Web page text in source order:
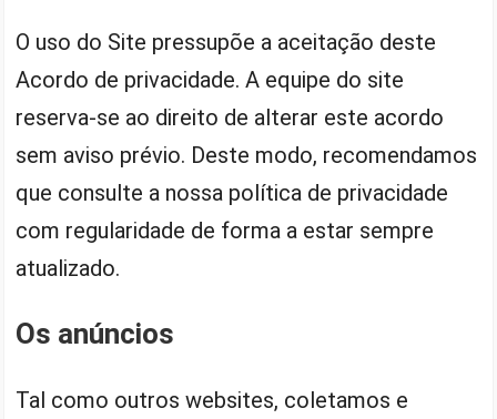
O uso do Site pressupõe a aceitação deste
Acordo de privacidade. A equipe do site
reserva-se ao direito de alterar este acordo
sem aviso prévio. Deste modo, recomendamos
que consulte a nossa política de privacidade
com regularidade de forma a estar sempre
atualizado.
Os anúncios
Tal como outros websites, coletamos e